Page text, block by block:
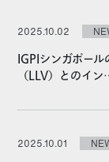
2025.10.02
IGPIシンガポー
（LLV）とのイ
2025.10.01